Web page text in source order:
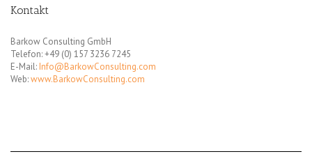
Kontakt
Barkow Consulting GmbH
Telefon: +49 (0) 157 3236 7245
E-Mail: Info@BarkowConsulting.com
Web:www.BarkowConsulting.com